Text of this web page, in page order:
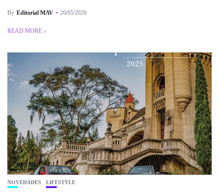
By Editorial MAV 26/05/2026
READ MORE
NOVEDADES LIFESTYLE